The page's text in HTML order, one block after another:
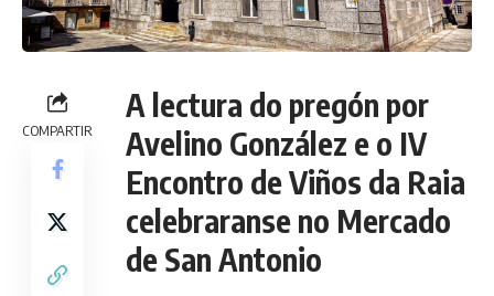
COMPARTIR
A lectura do pregón por
Avelino González e o IV
Encontro de Viños da Raia
celebraranse no Mercado
de San Antonio